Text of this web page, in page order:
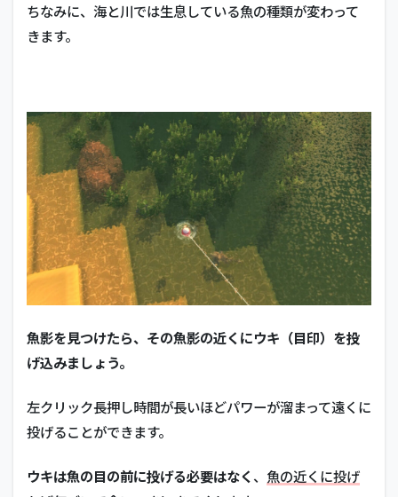
ちなみに、海と川では生息している魚の種類が変わって
きます。
魚影を見つけたら、その魚影の近くにウキ（目印）を投
げ込みましょう。
左クリック長押し時間が長いほどパワーが溜まって遠くに
投げることができます。
ウキは魚の目の前に投げる必要はなく 、 魚の近くに投げ